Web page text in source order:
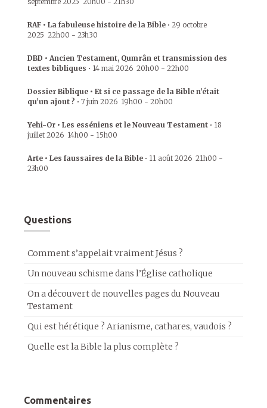
RAF • La fabuleuse histoire de la Bible • 29 octobre
2025 22h00 - 23h30
DBD • Ancien Testament, Qumrân et transmission des
textes bibliques • 14 mai 2026 20h00 - 22h00
Dossier Biblique • Et si ce passage de la Bible n’était
qu’un ajout ? • 7 juin 2026 19h00 - 20h00
Yehi-Or • Les esséniens et le Nouveau Testament • 18
juillet 2026 14h00 - 15h00
Arte • Les faussaires de la Bible • 11 août 2026 21h00 -
23h00
Questions
Comment s’appelait vraiment Jésus ?
Un nouveau schisme dans l’Église catholique
On a découvert de nouvelles pages du Nouveau
Testament
Qui est hérétique ? Arianisme, cathares, vaudois ?
Quelle est la Bible la plus complète ?
Commentaires